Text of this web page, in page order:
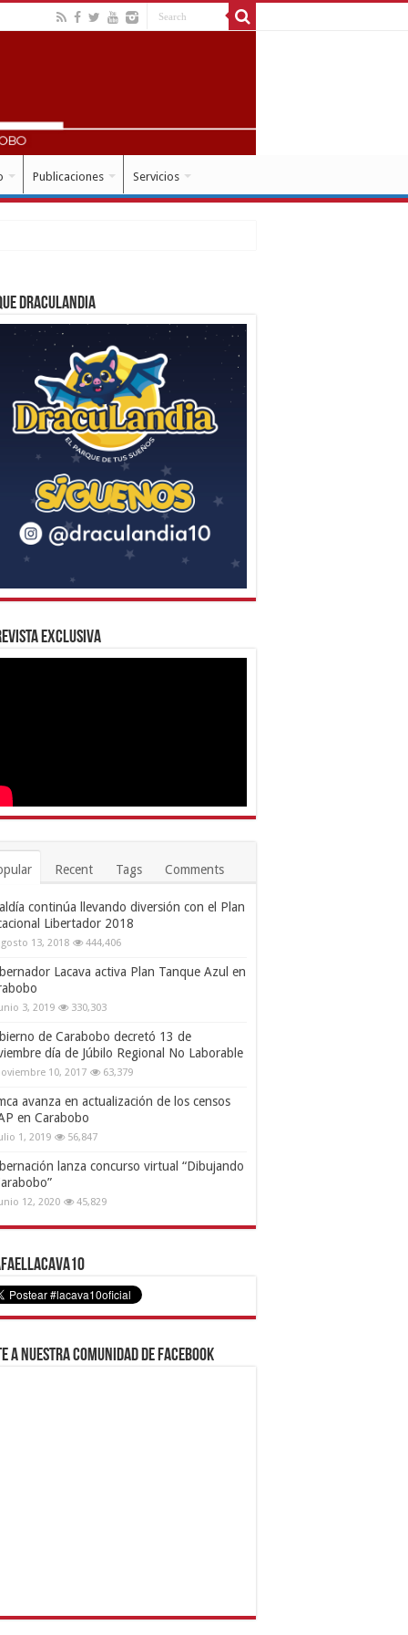
Publicaciones Servicios
Draculandia
Exclusiva
Recent Tags Comments
continúa llevando diversión con el Plan
Libertador 2018
13, 2018 444,406
Lacava activa Plan Tanque Azul en
3, 2019 330,303
de Carabobo decretó 13 de
día de Júbilo Regional No Laborable
10, 2017 63,379
avanza en actualización de los censos
en Carabobo
1, 2019 56,847
lanza concurso virtual “Dibujando
12, 2020 45,829
a nuestra comunidad de Facebook